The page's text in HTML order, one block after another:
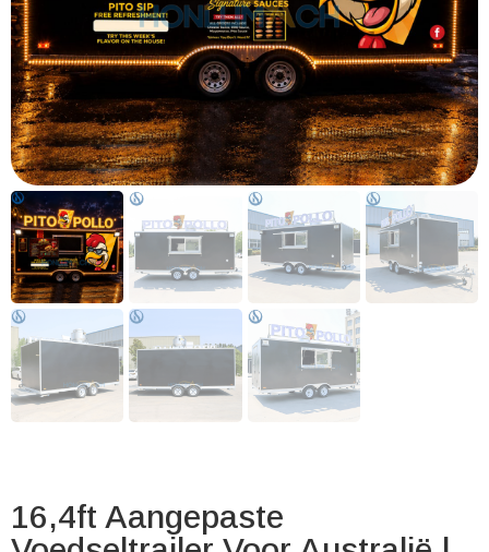
16,4ft Aangepaste